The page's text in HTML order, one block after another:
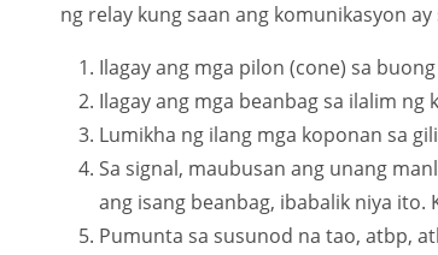
ng relay kung saan ang komunikasyon
Ilagay ang mga pilon (cone) sa
Ilagay ang mga beanbag sa ilalim
Lumikha ng ilang mga koponan sa
Sa signal, maubusan ang unang
ang isang beanbag, ibabalik niya ito.
Pumunta sa susunod na tao, atbp,